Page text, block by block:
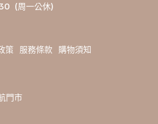
(周一公休)
策 服務條款 購物須知
門市